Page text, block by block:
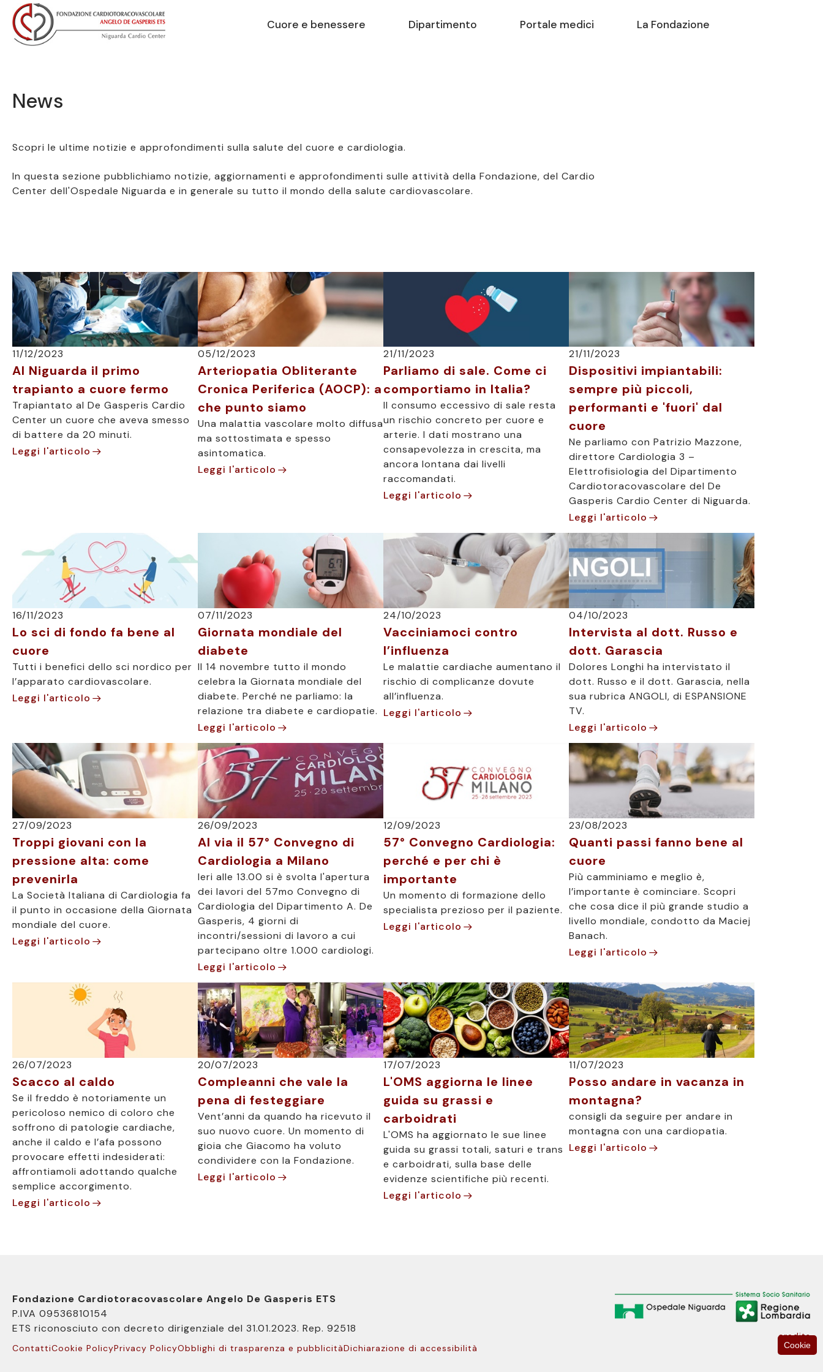
Vai alla navigazione principale
Vai al contenuto principale
Cuore e benessere Dipartimento Portale medici La Fondazione
News
Scopri le ultime notizie e approfondimenti sulla salute del cuore e cardiologia.
In questa sezione pubblichiamo notizie, aggiornamenti e approfondimenti sulle attività della Fondazione, del Cardio
Center dell'Ospedale Niguarda e in generale su tutto il mondo della salute cardiovascolare.
11/12/2023
Al Niguarda il primo
trapianto a cuore fermo
Trapiantato al De Gasperis Cardio
Center un cuore che aveva smesso
di battere da 20 minuti.
Leggi l'articolo
05/12/2023
Arteriopatia Obliterante
Cronica Periferica (AOCP): a
che punto siamo
Una malattia vascolare molto diffusa
ma sottostimata e spesso
asintomatica.
Leggi l'articolo
21/11/2023
Parliamo di sale. Come ci
comportiamo in Italia?
Il consumo eccessivo di sale resta
un rischio concreto per cuore e
arterie. I dati mostrano una
consapevolezza in crescita, ma
ancora lontana dai livelli
raccomandati.
Leggi l'articolo
21/11/2023
Dispositivi impiantabili:
sempre più piccoli,
performanti e 'fuori' dal
cuore
Ne parliamo con Patrizio Mazzone,
direttore Cardiologia 3 –
Elettrofisiologia del Dipartimento
Cardiotoracovascolare del De
Gasperis Cardio Center di Niguarda.
Leggi l'articolo
16/11/2023
Lo sci di fondo fa bene al
cuore
Tutti i benefici dello sci nordico per
l’apparato cardiovascolare.
Leggi l'articolo
07/11/2023
Giornata mondiale del
diabete
Il 14 novembre tutto il mondo
celebra la Giornata mondiale del
diabete. Perché ne parliamo: la
relazione tra diabete e cardiopatie.
Leggi l'articolo
24/10/2023
Vacciniamoci contro
l’influenza
Le malattie cardiache aumentano il
rischio di complicanze dovute
all’influenza.
Leggi l'articolo
04/10/2023
Intervista al dott. Russo e
dott. Garascia
Dolores Longhi ha intervistato il
dott. Russo e il dott. Garascia, nella
sua rubrica ANGOLI, di ESPANSIONE
TV.
Leggi l'articolo
27/09/2023
Troppi giovani con la
pressione alta: come
prevenirla
La Società Italiana di Cardiologia fa
il punto in occasione della Giornata
mondiale del cuore.
Leggi l'articolo
26/09/2023
Al via il 57° Convegno di
Cardiologia a Milano
Ieri alle 13.00 si è svolta l'apertura
dei lavori del 57mo Convegno di
Cardiologia del Dipartimento A. De
Gasperis, 4 giorni di
incontri/sessioni di lavoro a cui
partecipano oltre 1.000 cardiologi.
Leggi l'articolo
12/09/2023
57° Convegno Cardiologia:
perché e per chi è
importante
Un momento di formazione dello
specialista prezioso per il paziente.
Leggi l'articolo
23/08/2023
Quanti passi fanno bene al
cuore
Più camminiamo e meglio è,
l’importante è cominciare. Scopri
che cosa dice il più grande studio a
livello mondiale, condotto da Maciej
Banach.
Leggi l'articolo
26/07/2023
Scacco al caldo
Se il freddo è notoriamente un
pericoloso nemico di coloro che
soffrono di patologie cardiache,
anche il caldo e l’afa possono
provocare effetti indesiderati:
affrontiamoli adottando qualche
semplice accorgimento.
Leggi l'articolo
20/07/2023
Compleanni che vale la
pena di festeggiare
Vent’anni da quando ha ricevuto il
suo nuovo cuore. Un momento di
gioia che Giacomo ha voluto
condividere con la Fondazione.
Leggi l'articolo
17/07/2023
L'OMS aggiorna le linee
guida su grassi e
carboidrati
L'OMS ha aggiornato le sue linee
guida su grassi totali, saturi e trans
e carboidrati, sulla base delle
evidenze scientifiche più recenti.
Leggi l'articolo
11/07/2023
Posso andare in vacanza in
montagna?
consigli da seguire per andare in
montagna con una cardiopatia.
Leggi l'articolo
Fondazione Cardiotoracovascolare Angelo De Gasperis ETS
P.IVA 09536810154
ETS riconosciuto con decreto dirigenziale del 31.01.2023. Rep. 92518
ContattiCookie PolicyPrivacy PolicyObblighi di trasparenza e pubblicitàDichiarazione di accessibilità
credits
Cookie